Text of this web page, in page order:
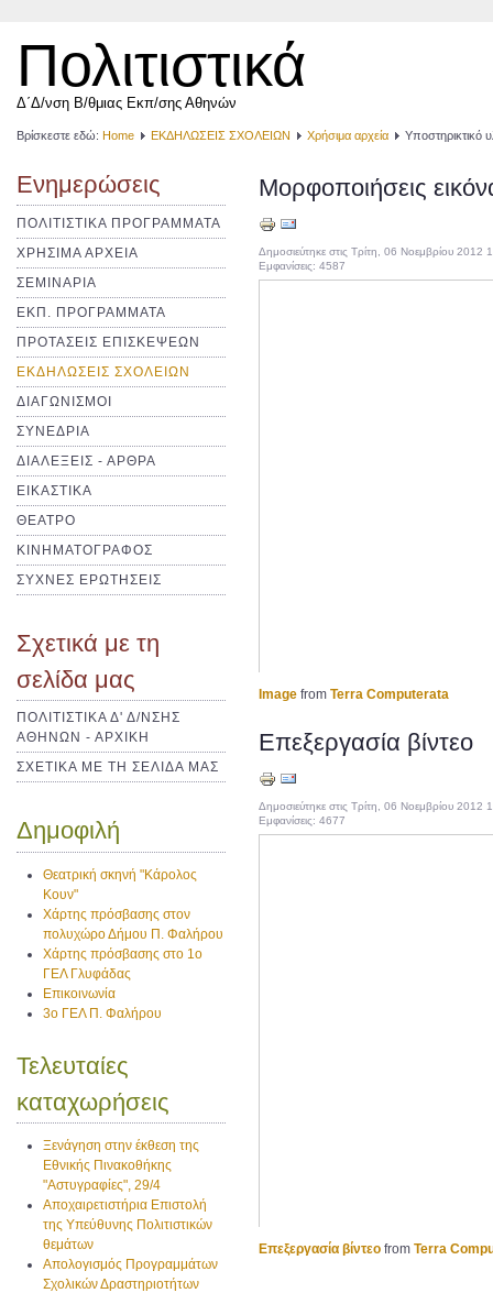
Πολιτιστικά
Δ΄Δ/νση Β/θμιας Εκπ/σης Αθηνών
Βρίσκεστε εδώ: Home ΕΚΔΗΛΩΣΕΙΣ ΣΧΟΛΕΙΩΝ Χρήσιμα αρχεία Υποστηρικτικό
Ενημερώσεις
ΠΟΛΙΤΙΣΤΙΚΑ ΠΡΟΓΡΑΜΜΑΤΑ
ΧΡΗΣΙΜΑ ΑΡΧΕΙΑ
ΣΕΜΙΝΑΡΙΑ
ΕΚΠ. ΠΡΟΓΡΑΜΜΑΤΑ
ΠΡΟΤΑΣΕΙΣ ΕΠΙΣΚΕΨΕΩΝ
ΕΚΔΗΛΩΣΕΙΣ ΣΧΟΛΕΙΩΝ
ΔΙΑΓΩΝΙΣΜΟΙ
ΣΥΝΕΔΡΙΑ
ΔΙΑΛΕΞΕΙΣ - ΑΡΘΡΑ
ΕΙΚΑΣΤΙΚΑ
ΘΕΑΤΡΟ
ΚΙΝΗΜΑΤΟΓΡΑΦΟΣ
ΣΥΧΝΕΣ ΕΡΩΤΗΣΕΙΣ
Σχετικά με τη
σελίδα μας
ΠΟΛΙΤΙΣΤΙΚΑ Δ' Δ/ΝΣΗΣ
ΑΘΗΝΩΝ - ΑΡΧΙΚΗ
ΣΧΕΤΙΚΑ ΜΕ ΤΗ ΣΕΛΙΔΑ ΜΑΣ
Δημοφιλή
Θεατρική σκηνή "Κάρολος
Κουν"
Χάρτης πρόσβασης στον
πολυχώρο Δήμου Π. Φαλήρου
Χάρτης πρόσβασης στο 1ο
ΓΕΛ Γλυφάδας
Επικοινωνία
3ο ΓΕΛ Π. Φαλήρου
Τελευταίες
καταχωρήσεις
Ξενάγηση στην έκθεση της
Εθνικής Πινακοθήκης
"Αστυγραφίες", 29/4
Αποχαιρετιστήρια Επιστολή
της Υπεύθυνης Πολιτιστικών
θεμάτων
Απολογισμός Προγραμμάτων
Σχολικών Δραστηριοτήτων
Μορφοποιήσεις
Δημοσιεύτηκε στις Τρίτη, 06 Νοεμβρίου 2012
Εμφανίσεις: 4587
Image from Terra Computerata
Επεξεργασία βίντεο
Δημοσιεύτηκε στις Τρίτη, 06 Νοεμβρίου 2012
Εμφανίσεις: 4677
Επεξεργασία βίντεο from Terra